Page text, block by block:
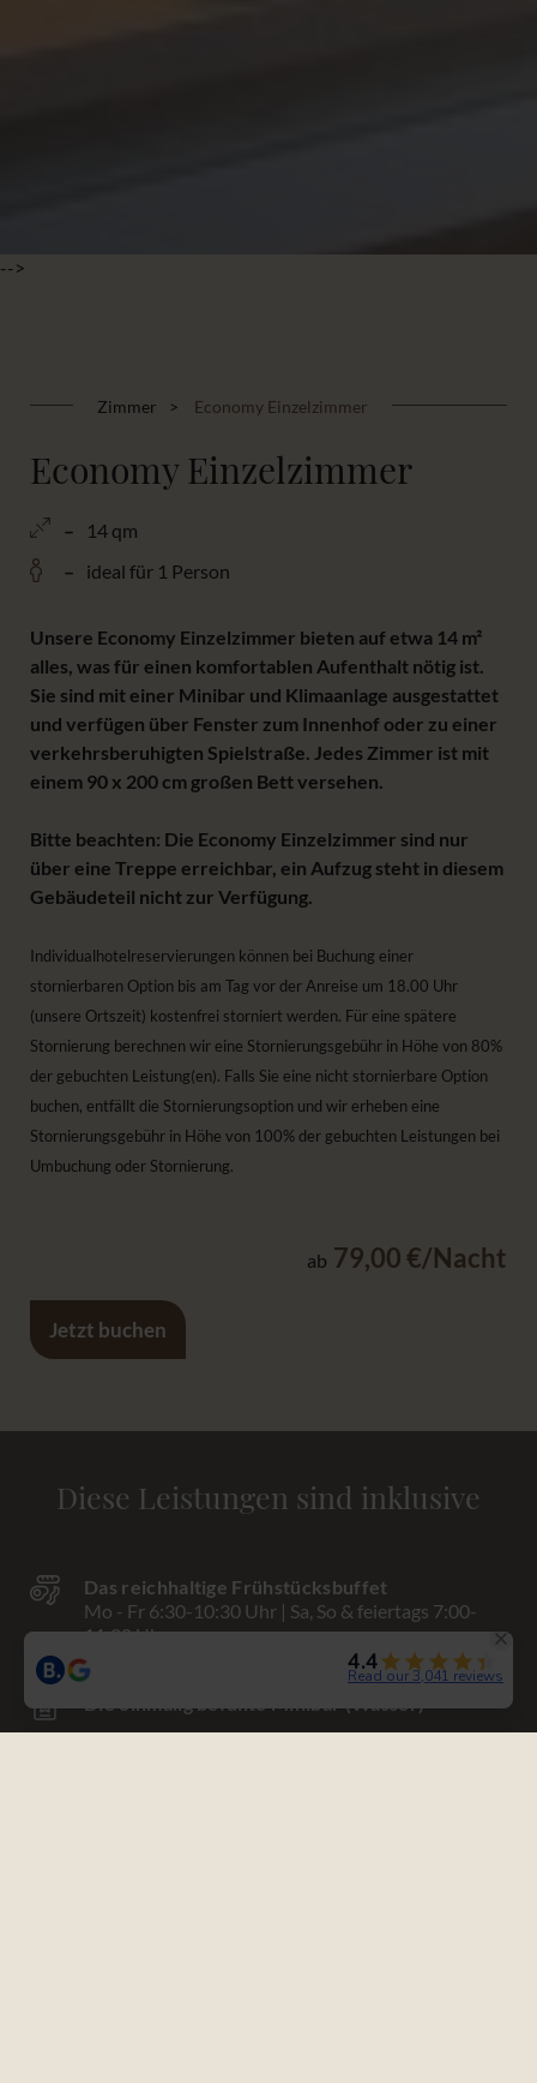
-->
Zimmer Economy Einzelzimmer
Economy Einzelzimmer
14 qm
ideal für 1 Person
Unsere Economy Einzelzimmer bieten auf etwa 14 m²
alles, was für einen komfortablen Aufenthalt nötig ist.
Sie sind mit einer Minibar und Klimaanlage ausgestattet
und verfügen über Fenster zum Innenhof oder zu einer
verkehrsberuhigten Spielstraße. Jedes Zimmer ist mit
einem 90 x 200 cm großen Bett versehen.
Bitte beachten: Die Economy Einzelzimmer sind nur
über eine Treppe erreichbar, ein Aufzug steht in diesem
Gebäudeteil nicht zur Verfügung.
Individualhotelreservierungen können bei Buchung einer
stornierbaren Option bis am Tag vor der Anreise um 18.00 Uhr
(unsere Ortszeit) kostenfrei storniert werden. Für eine spätere
Stornierung berechnen wir eine Stornierungsgebühr in Höhe von 80%
der gebuchten Leistung(en). Falls Sie eine nicht stornierbare Option
buchen, entfällt die Stornierungsoption und wir erheben eine
Stornierungsgebühr in Höhe von 100% der gebuchten Leistungen bei
Umbuchung oder Stornierung.
ab 79,00 €/Nacht
Jetzt buchen
Diese Leistungen sind inklusive
Das reichhaltige Frühstücksbuffet
Mo - Fr 6:30-10:30 Uhr | Sa, So & feiertags 7:00-
11:00 Uhr
Die einmalig befüllte Minibar (Wasser)